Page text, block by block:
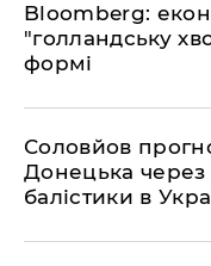
Bloomberg:
"голландську
формі
Соловйов
Донецька
балістики в